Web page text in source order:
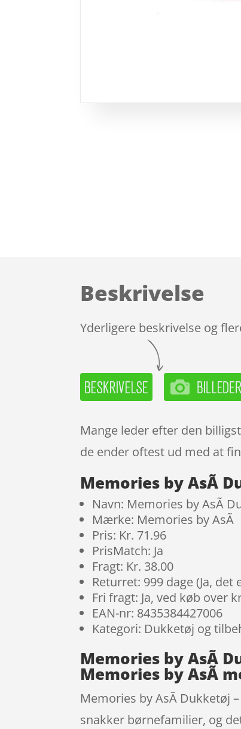
Beskrivelse
Yderligere beskrivelse og
Mange leder efter den
de ender oftest ud med at
Memories by AsÃ­
Navn: Memories by AsÃ­
Mærke: Memories by AsÃ­
Pris: Kr. 71.96
PrisMatch: Ja
Fragt: Kr. 38.00
Returret: 999 dage (Ja,
Fri fragt: Ja, ved køb over
EAN-nr: 8435384427006
Kategori: Dukketøj og
Memories by AsÃ­
Memories by AsÃ­
Memories by AsÃ­ Dukketøj
snakker børnefamilier, og